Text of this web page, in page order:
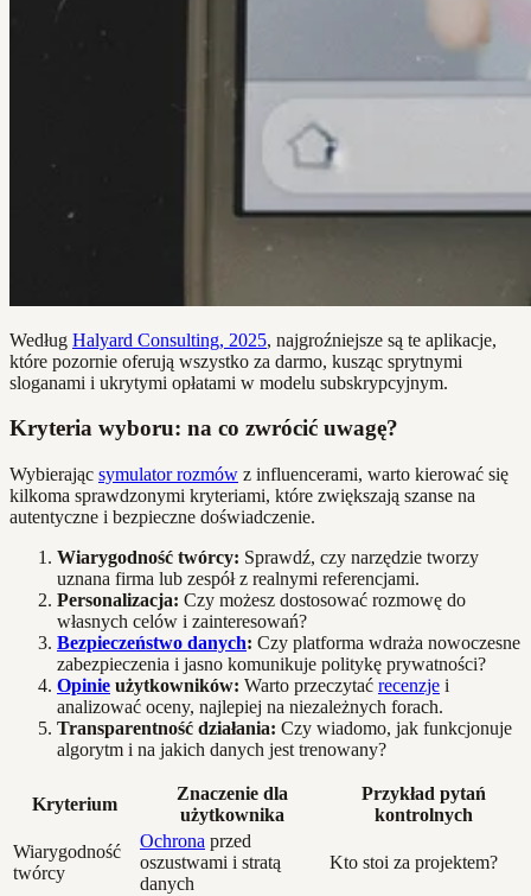
Według Halyard Consulting, 2025, najgroźniejsze są te aplikacje,
które pozornie oferują wszystko za darmo, kusząc sprytnymi
sloganami i ukrytymi opłatami w modelu subskrypcyjnym.
Kryteria wyboru: na co zwrócić uwagę?
Wybierając symulator rozmów z influencerami, warto kierować się
kilkoma sprawdzonymi kryteriami, które zwiększają szanse na
autentyczne i bezpieczne doświadczenie.
Wiarygodność twórcy: Sprawdź, czy narzędzie tworzy
uznana firma lub zespół z realnymi referencjami.
Personalizacja: Czy możesz dostosować rozmowę do
własnych celów i zainteresowań?
Bezpieczeństwo danych: Czy platforma wdraża nowoczesne
zabezpieczenia i jasno komunikuje politykę prywatności?
Opinie użytkowników: Warto przeczytać recenzje i
analizować oceny, najlepiej na niezależnych forach.
Transparentność działania: Czy wiadomo, jak funkcjonuje
algorytm i na jakich danych jest trenowany?
Kryterium
Znaczenie dla
użytkownika
Przykład pytań
kontrolnych
Wiarygodność
twórcy
Ochrona przed
oszustwami i stratą
danych
Kto stoi za projektem?